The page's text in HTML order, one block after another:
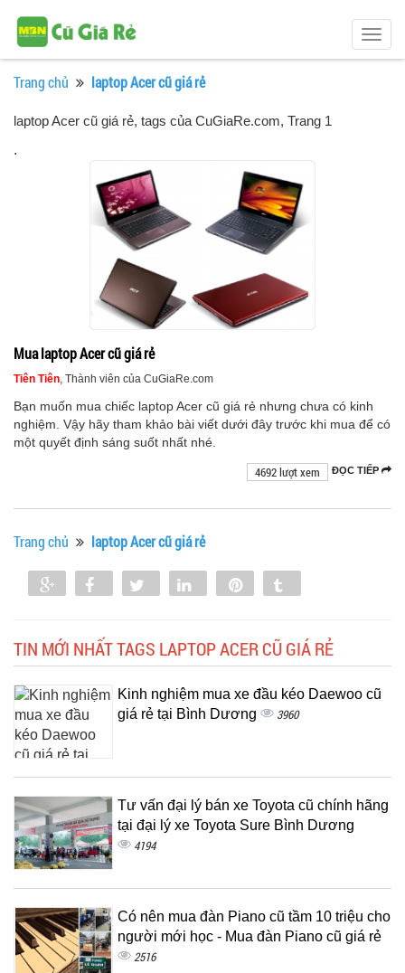
Trang chủ laptop Acer cũ giá rẻ
laptop Acer cũ giá rẻ, tags của CuGiaRe.com, Trang 1
.
Mua laptop Acer cũ giá rẻ
Tiên Tiên, Thành viên của CuGiaRe.com
Bạn muốn mua chiếc laptop Acer cũ giá rẻ nhưng chưa có kinh
nghiệm. Vậy hãy tham khảo bài viết dưới đây trước khi mua để có
một quyết định sáng suốt nhất nhé.
ĐỌC TIẾP
4692 lượt xem
Trang chủ laptop Acer cũ giá rẻ
Share Share Tweet Share
TIN MỚI NHẤT TAGS LAPTOP ACER CŨ GIÁ RẺ
Kinh nghiệm mua xe đầu kéo Daewoo cũ
giá rẻ tại Bình Dương
3960
Tư vấn đại lý bán xe Toyota cũ chính hãng
tại đại lý xe Toyota Sure Bình Dương
4194
Có nên mua đàn Piano cũ tầm 10 triệu cho
người mới học - Mua đàn Piano cũ giá rẻ
2516